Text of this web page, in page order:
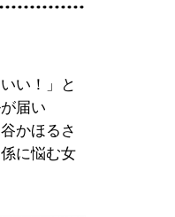
い！」と
届い
かほるさ
に悩む女